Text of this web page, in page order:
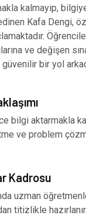
kalmayıp,
Kafa Dengi,
ve değişen
bir yol
bilgi aktarmakla
ve problem
Kadrosu
uzman
titizlikle hazırlanır.